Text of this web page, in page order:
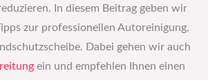
In diesem Beitrag geben wir
zur professionellen Autoreinigung,
Dabei gehen wir auch
ein und empfehlen Ihnen einen